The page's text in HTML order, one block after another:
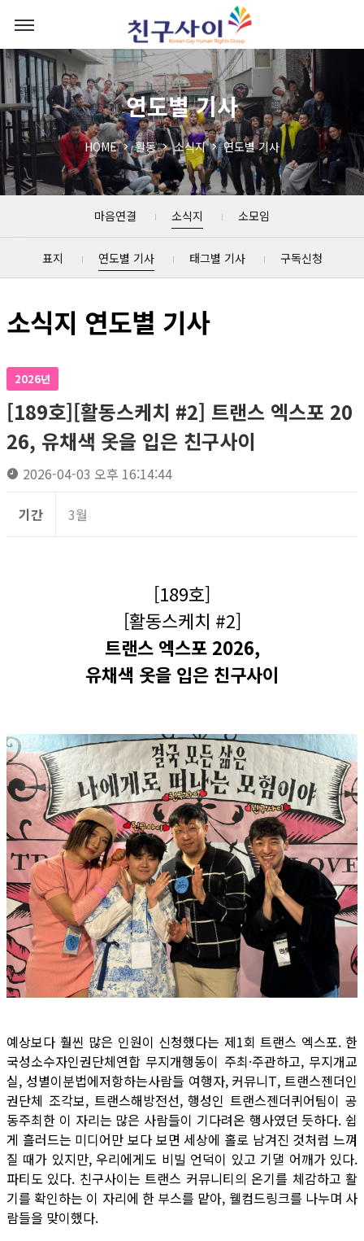
연도별 기사
HOME 활동 소식지 연도별 기사
마음연결 소식지 소모임
표지 연도별 기사 태그별 기사 구독신청
소식지 연도별 기사
2026년
[189호][활동스케치 #2] 트랜스 엑스포 20
26, 유채색 옷을 입은 친구사이
2026-04-03 오후 16:14:44
기간 3월
[189호]
[활동스케치 #2]
트랜스 엑스포 2026,
유채색 옷을 입은 친구사이
예상보다 훨씬 많은 인원이 신청했다는 제1회 트랜스 엑스포. 한
국성소수자인권단체연합 무지개행동이 주최·주관하고, 무지개교
실, 성별이분법에저항하는사람들 여행자, 커뮤니T, 트랜스젠더인
권단체 조각보, 트랜스해방전선, 행성인 트랜스젠더퀴어팀이 공
동주최한 이 자리는 많은 사람들이 기다려온 행사였던 듯하다. 쉽
게 흘러드는 미디어만 보다 보면 세상에 홀로 남겨진 것처럼 느껴
질 때가 있지만, 우리에게도 비빌 언덕이 있고 기댈 어깨가 있다.
파티도 있다. 친구사이는 트랜스 커뮤니티의 온기를 체감하고 활
기를 확인하는 이 자리에 한 부스를 맡아, 웰컴드링크를 나누며 사
람들을 맞이했다.